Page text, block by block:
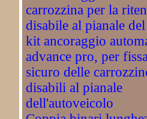
carrozzina per la
disabile al pianale
kit ancoraggio
advance pro, per
sicuro delle
disabili al pianale
dell'autoveicolo